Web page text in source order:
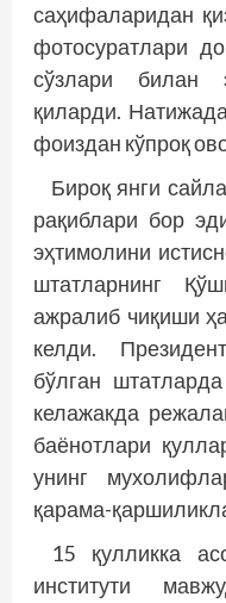
саҳифаларидан
фотосуратлари
сўзлари билан
қиларди.
фоиздан кўпроқ
Бироқ янги
ра­қиблари бор
эҳтимолини
штатларнинг
ажралиб чиқиши
келди.
бўлган
келажакда
баёнотлари
унинг
қарама-
15 қулликка
институти